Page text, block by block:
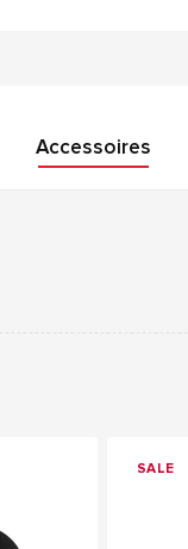
Accessoires
SALE